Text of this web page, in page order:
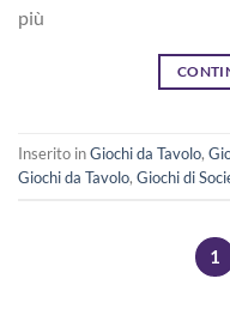
più
Inserito inGiochi da Tavolo,
Giochi da Tavolo, Giochi di
1